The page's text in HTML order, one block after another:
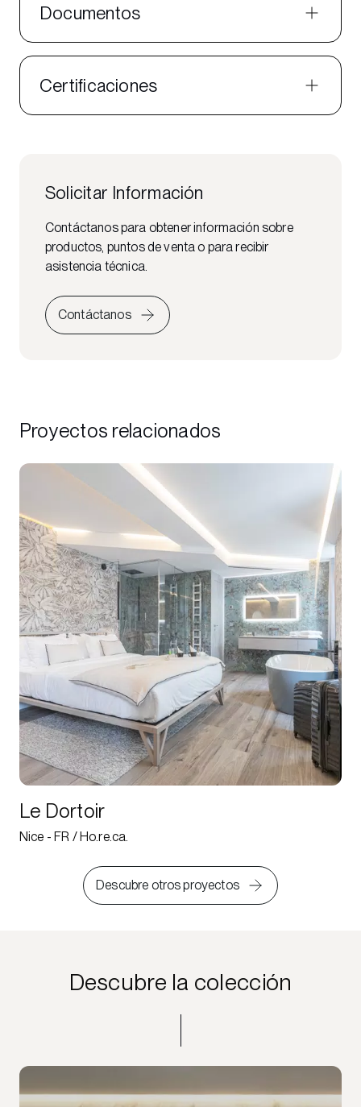
Documentos
Certificaciones
Solicitar Información
Contáctanos para obtener información sobre
productos, puntos de venta o para recibir
asistencia técnica.
Contáctanos
Proyectos relacionados
Le Dortoir
Nice - FR / Ho.re.ca.
Descubre otros proyectos
Descubre la colección